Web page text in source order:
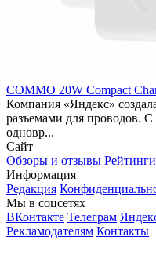
COMMO 20W Compact
Компания «Яндекс»
разъемами для проводов.
одновр...
Сайт
Обзоры и отзывы Рейтинги
Информация
Редакция
Мы в соцсетях
ВКонтакте Телеграм
Рекламодателям Контакты